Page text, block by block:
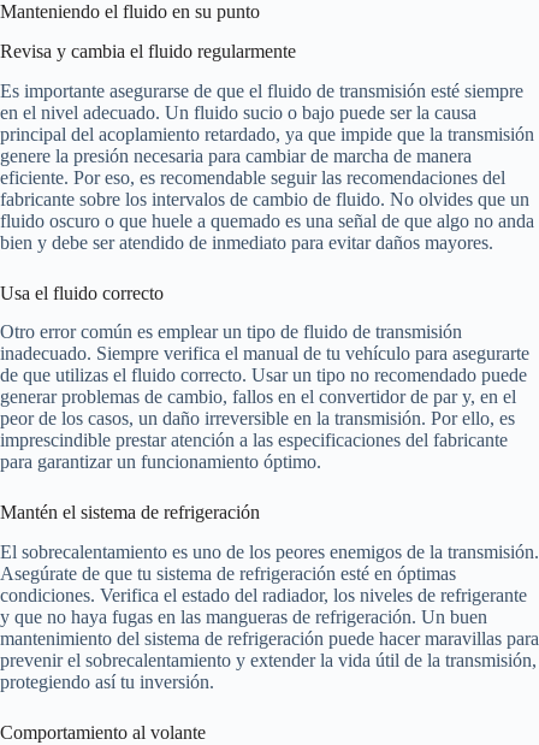
Manteniendo el fluido en su punto
Revisa y cambia el fluido regularmente
Es importante asegurarse de que el fluido de transmisión esté siempre
en el nivel adecuado. Un fluido sucio o bajo puede ser la causa
principal del acoplamiento retardado, ya que impide que la transmisión
genere la presión necesaria para cambiar de marcha de manera
eficiente. Por eso, es recomendable seguir las recomendaciones del
fabricante sobre los intervalos de cambio de fluido. No olvides que un
fluido oscuro o que huele a quemado es una señal de que algo no anda
bien y debe ser atendido de inmediato para evitar daños mayores.
Usa el fluido correcto
Otro error común es emplear un tipo de fluido de transmisión
inadecuado. Siempre verifica el manual de tu vehículo para asegurarte
de que utilizas el fluido correcto. Usar un tipo no recomendado puede
generar problemas de cambio, fallos en el convertidor de par y, en el
peor de los casos, un daño irreversible en la transmisión. Por ello, es
imprescindible prestar atención a las especificaciones del fabricante
para garantizar un funcionamiento óptimo.
Mantén el sistema de refrigeración
El sobrecalentamiento es uno de los peores enemigos de la transmisión.
Asegúrate de que tu sistema de refrigeración esté en óptimas
condiciones. Verifica el estado del radiador, los niveles de refrigerante
y que no haya fugas en las mangueras de refrigeración. Un buen
mantenimiento del sistema de refrigeración puede hacer maravillas para
prevenir el sobrecalentamiento y extender la vida útil de la transmisión,
protegiendo así tu inversión.
Comportamiento al volante